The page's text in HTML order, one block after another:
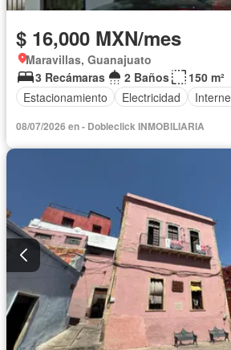
$ 16,000 MXN/mes
Maravillas, Guanajuato
3 Recámaras
2 Baños
150 m²
Estacionamiento
Electricidad
08/07/2026 en - Dobleclick INMOBILIARIA